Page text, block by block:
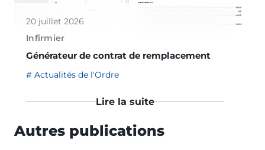
20 juillet 2026
Infirmier
Générateur de contrat de remplacement
Actualités de l'Ordre
Lire la suite
Autres publications